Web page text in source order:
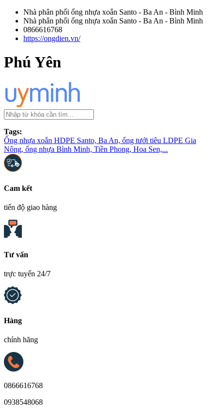
Nhà phân phối ống nhựa xoắn Santo - Ba An - Bình Minh
Nhà phân phối ống nhựa xoắn Santo - Ba An - Bình Minh
0866616768
https://ongdien.vn/
Phú Yên
Tags:
Ống nhựa xoắn HDPE Santo, Ba An, ống tưới tiêu LDPE Gia
Nông, ống nhựa Bình Minh, Tiền Phong, Hoa Sen,...
Cam kết
tiến độ giao hàng
Tư vấn
trực tuyến 24/7
Hàng
chính hãng
0866616768
0938548068